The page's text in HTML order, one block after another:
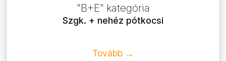
"B+E" kategória
Szgk. + nehéz pótkocsi
Tovább →